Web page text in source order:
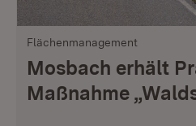
Flächenmanagement
Mosbach erhält
Maßnahme